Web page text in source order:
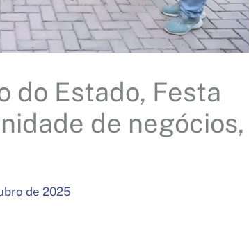
do Estado, Festa
de negócios,
de 2025